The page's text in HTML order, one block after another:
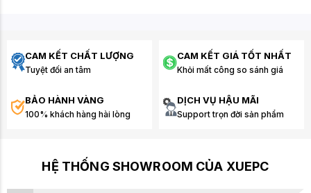
CAM KẾT CHẤT LƯỢNG
Tuyệt đối an tâm
CAM KẾT GIÁ TỐT NHẤT
Khỏi mất công so sánh giá
BẢO HÀNH VÀNG
100% khách hàng hài lòng
DỊCH VỤ HẬU MÃI
Support trọn đời sản phẩm
HỆ THỐNG SHOWROOM CỦA XUEPC